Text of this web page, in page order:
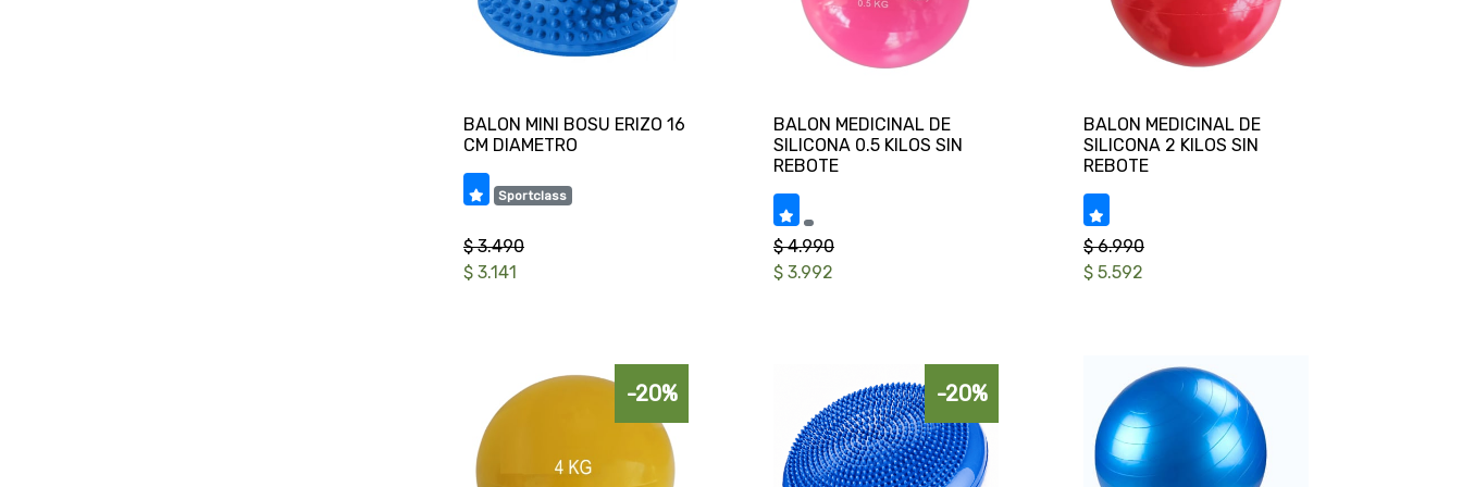
BALON MINI BOSU ERIZO 16
Sportclass
$ 3.490
$ 3.141
BALON MEDICINAL DE
SILICONA 0.5 KILOS SIN
REBOTE
$ 4.990
$ 3.992
BALON MEDICINAL DE
SILICONA 2 KILOS SIN
REBOTE
$ 6.990
$ 5.592
-20% -20%